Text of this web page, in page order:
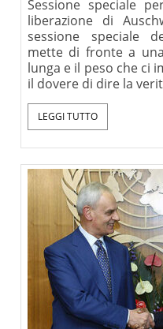
Sessione speciale
liberazione di
sessione speciale
mette di fronte a
lunga e il peso che ci
il dovere di dire la
LEGGI TUTTO